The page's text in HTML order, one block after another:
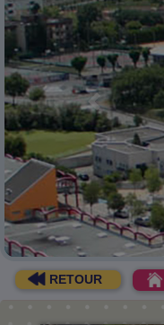
Précédent
RETOUR